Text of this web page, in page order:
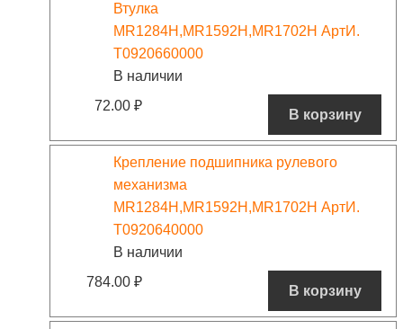
Втулка
MR1284H,MR1592H,MR1702H АртИ.
T0920660000
В наличии
72.00 ₽
В корзину
Крепление подшипника рулевого
механизма
MR1284H,MR1592H,MR1702H АртИ.
T0920640000
В наличии
784.00 ₽
В корзину